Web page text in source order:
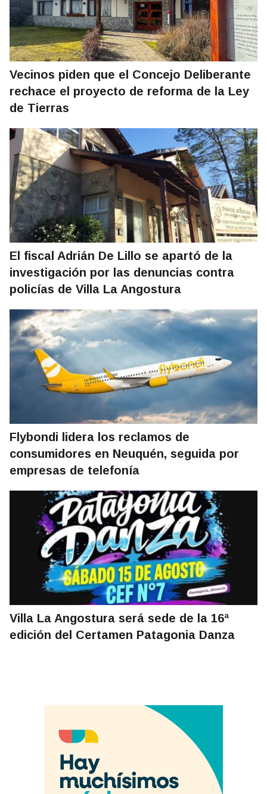
Vecinos piden que el Concejo Deliberante
rechace el proyecto de reforma de la Ley
de Tierras
El fiscal Adrián De Lillo se apartó de la
investigación por las denuncias contra
policías de Villa La Angostura
Flybondi lidera los reclamos de
consumidores en Neuquén, seguida por
empresas de telefonía
Villa La Angostura será sede de la 16ª
edición del Certamen Patagonia Danza